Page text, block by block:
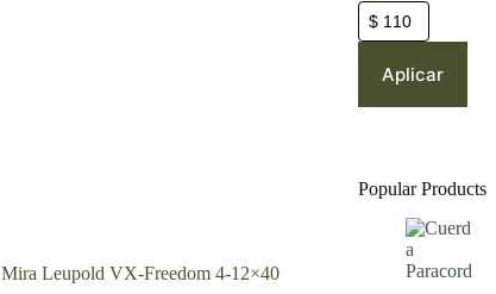
Mira Leupold VX-Freedom 4-12×40
Aplicar
Popular Products